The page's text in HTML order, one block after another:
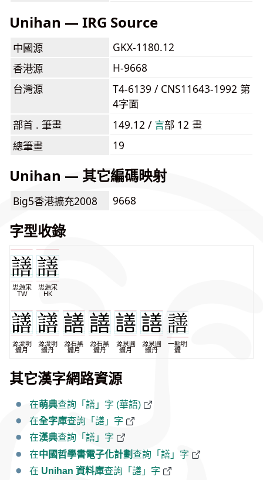
Unihan — IRG Source
中國源
GKX-1180.12
香港源
H-9668
台灣源
T4-6139 / CNS11643-1992 第
4字面
部首 . 筆畫
149.12 / ⾔部 12 畫
總筆畫
19
Unihan — 其它編碼映射
Big5香港擴充2008 9668
字型收錄
思源宋
TW
思源宋
HK
源流明
體月
源流明
體丹
源石黑
體月
源石黑
體丹
源泉圓
體月
源泉圓
體丹
一點明
體
其它漢字網路資源
在萌典查詢「𧬆」字 (華語)
在全字庫查詢「𧬆」字
在漢典查詢「𧬆」字
在中國哲學書電子化計劃查詢「𧬆」字
在 Unihan 資料庫查詢「𧬆」字